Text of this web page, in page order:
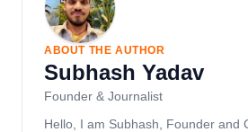
ABOUT THE AUTHOR
Subhash Yadav
Founder & Journalist
Hello, I am Subhash, Founder and